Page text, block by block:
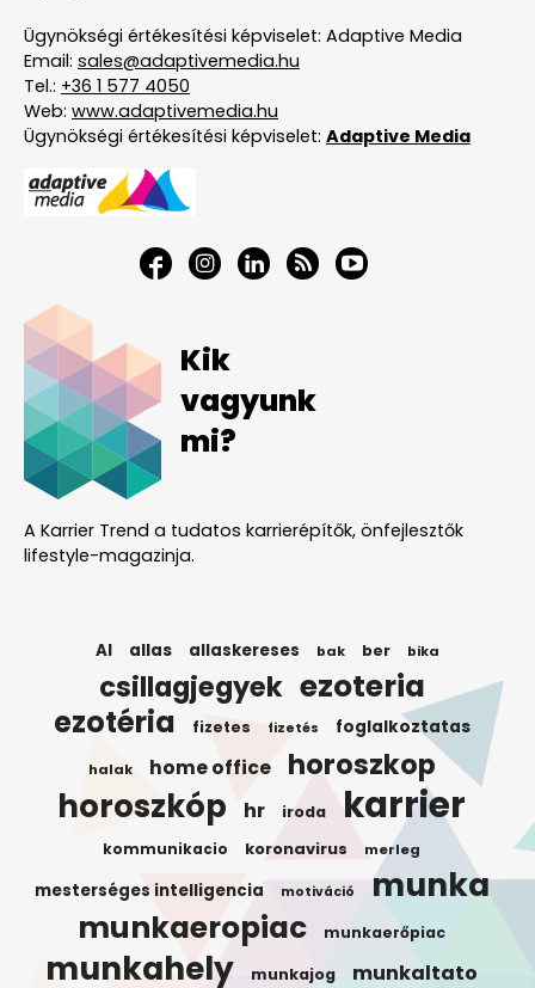
Ügynökségi értékesítési képviselet: Adaptive Media
Email: sales@adaptivemedia.hu
Tel.: +36 1 577 4050
Web: www.adaptivemedia.hu
Ügynökségi értékesítési képviselet: Adaptive Media
Kik
vagyunk
mi?
A Karrier Trend a tudatos karrierépítők, önfejlesztők
lifestyle-magazinja.
AI allas allaskereses bak ber bika
csillagjegyek ezoteria
ezotéria fizetes fizetés foglalkoztatas
halak home office horoszkop
horoszkóp hr iroda karrier
kommunikacio koronavirus merleg
mesterséges intelligencia motiváció munka
munkaeropiac munkaerőpiac
munkahely munkajog munkaltato